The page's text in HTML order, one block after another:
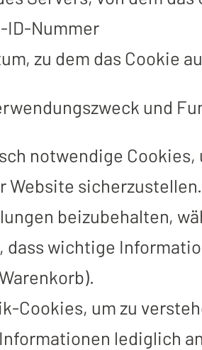
ID-Nummer
zu dem das Cookie
und
notwendige
Website
beizubehalten,
dass wichtige
Cookies, um zu
lediglich